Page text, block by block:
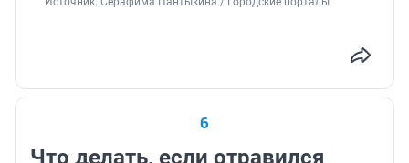
6
Что делать, если отравился